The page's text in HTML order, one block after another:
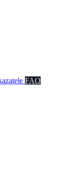
FAQ